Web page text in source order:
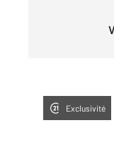
Exclusivité